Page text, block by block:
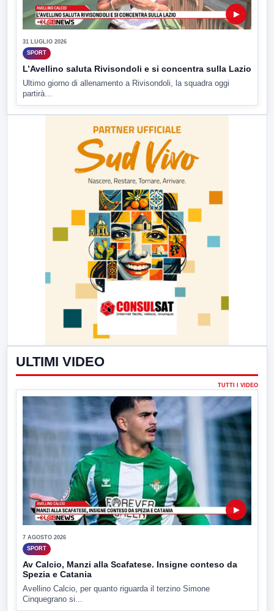
▶
31 LUGLIO 2026
SPORT
L’Avellino saluta Rivisondoli e si concentra sulla Lazio
Ultimo giorno di allenamento a Rivisondoli, la squadra oggi
partirà...
ULTIMI VIDEO
TUTTI I VIDEO
▶
7 AGOSTO 2026
SPORT
Av Calcio, Manzi alla Scafatese. Insigne conteso da
Spezia e Catania
Avellino Calcio, per quanto riguarda il terzino Simone
Cinquegrano si...